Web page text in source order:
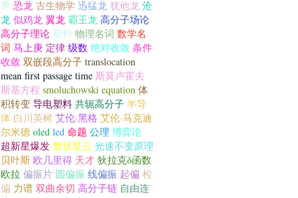
界 恐龙 古生物学 迅猛龙 犹他龙 沧
龙 似鸡龙 翼龙 霸王龙 高分子场论
高分子理论 塑料 物理名词 数学名
词 马上庚 定律 级数 绝对收敛 条件
收敛 双嵌段高分子 translocation
mean first passage time 斯莫卢霍夫
斯基方程 smoluchowski equation 体
积转变 导电塑料 共轭高分子 半导
体 白川英树 艾伦·黑格 艾伦·马克迪
尔米德 oled led 命题 公理 博弈论
超新星爆发 蟹状星云 光速不变原理
贝叶斯 欧几里得 天才 狄拉克δ函数
欧拉 偏振片 圆偏振 线偏振 起偏 检
偏 力谱 双曲余切 高分子链 自由连